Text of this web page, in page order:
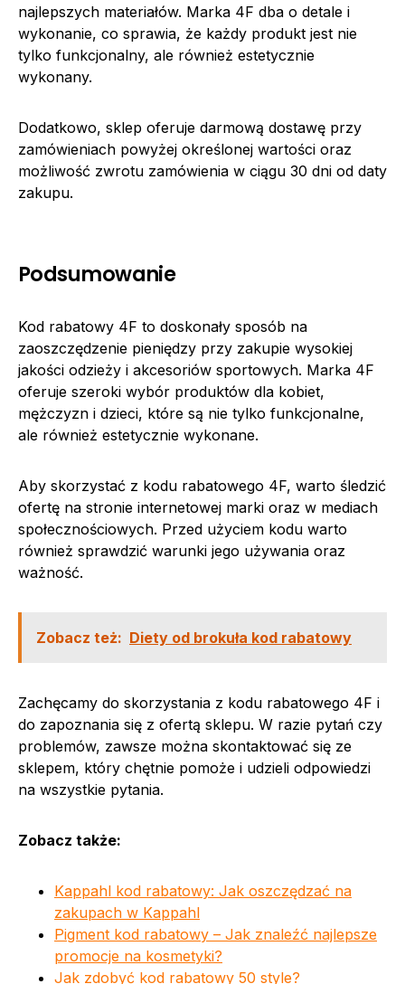
najlepszych materiałów. Marka 4F dba o detale i
wykonanie, co sprawia, że każdy produkt jest nie
tylko funkcjonalny, ale również estetycznie
wykonany.
Dodatkowo, sklep oferuje darmową dostawę przy
zamówieniach powyżej określonej wartości oraz
możliwość zwrotu zamówienia w ciągu 30 dni od daty
zakupu.
Podsumowanie
Kod rabatowy 4F to doskonały sposób na
zaoszczędzenie pieniędzy przy zakupie wysokiej
jakości odzieży i akcesoriów sportowych. Marka 4F
oferuje szeroki wybór produktów dla kobiet,
mężczyzn i dzieci, które są nie tylko funkcjonalne,
ale również estetycznie wykonane.
Aby skorzystać z kodu rabatowego 4F, warto śledzić
ofertę na stronie internetowej marki oraz w mediach
społecznościowych. Przed użyciem kodu warto
również sprawdzić warunki jego używania oraz
ważność.
Zobacz też: Diety od brokuła kod rabatowy
Zachęcamy do skorzystania z kodu rabatowego 4F i
do zapoznania się z ofertą sklepu. W razie pytań czy
problemów, zawsze można skontaktować się ze
sklepem, który chętnie pomoże i udzieli odpowiedzi
na wszystkie pytania.
Zobacz także:
Kappahl kod rabatowy: Jak oszczędzać na
zakupach w Kappahl
Pigment kod rabatowy – Jak znaleźć najlepsze
promocje na kosmetyki?
Jak zdobyć kod rabatowy 50 style?